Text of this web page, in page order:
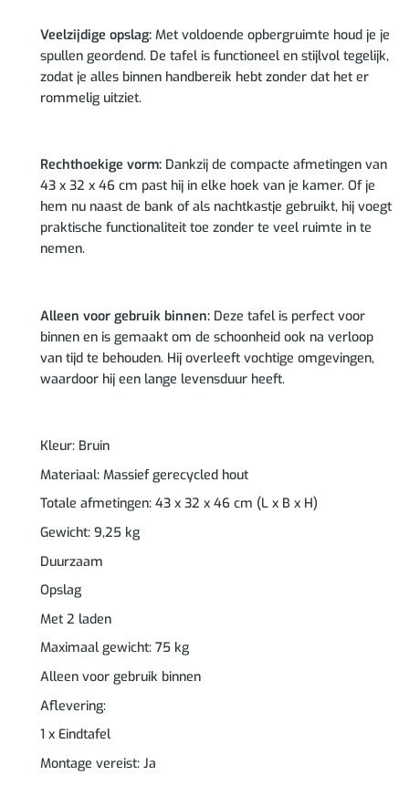
Veelzijdige opslag:Met voldoende opbergruimte houd je je
spullen geordend. De tafel is functioneel en stijlvol tegelijk,
zodat je alles binnen handbereik hebt zonder dat het er
rommelig uitziet.
Rechthoekige vorm:Dankzij de compacte afmetingen van
43 x 32 x 46 cm past hij in elke hoek van je kamer. Of je
hem nu naast de bank of als nachtkastje gebruikt, hij voegt
praktische functionaliteit toe zonder te veel ruimte in te
nemen.
Alleen voor gebruik binnen:Deze tafel is perfect voor
binnen en is gemaakt om de schoonheid ook na verloop
van tijd te behouden. Hij overleeft vochtige omgevingen,
waardoor hij een lange levensduur heeft.
Kleur: Bruin
Materiaal: Massief gerecycled hout
Totale afmetingen: 43 x 32 x 46 cm (L x B x H)
Gewicht: 9,25 kg
Duurzaam
Opslag
Met 2 laden
Maximaal gewicht: 75 kg
Alleen voor gebruik binnen
Aflevering:
1 x Eindtafel
Montage vereist: Ja